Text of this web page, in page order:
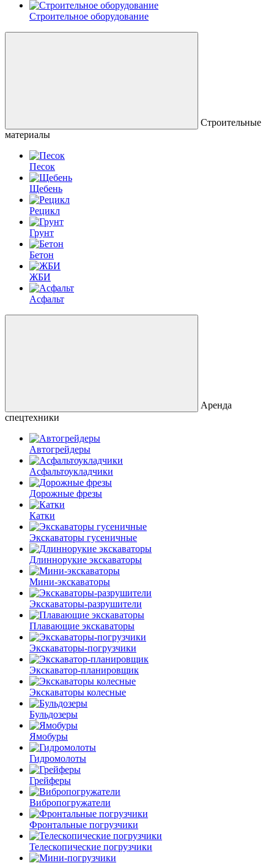
Строительное оборудование
Строительные
материалы
Песок
Щебень
Рецикл
Грунт
Бетон
ЖБИ
Асфальт
Аренда
спецтехники
Автогрейдеры
Асфальто­укладчики
Дорожные фрезы
Катки
Экскаваторы гусеничные
Длиннорукие экскаваторы
Мини-экскаваторы
Экскаваторы-разрушители
Плавающие экскаваторы
Экскаваторы-погрузчики
Экскаватор-планировщик
Экскаваторы колесные
Бульдозеры
Ямобуры
Гидромолоты
Грейферы
Вибро­погружатели
Фронтальные погрузчики
Телескопические погрузчики